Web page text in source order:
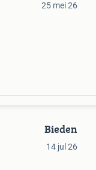
25 mei 26
Bieden
14 jul 26